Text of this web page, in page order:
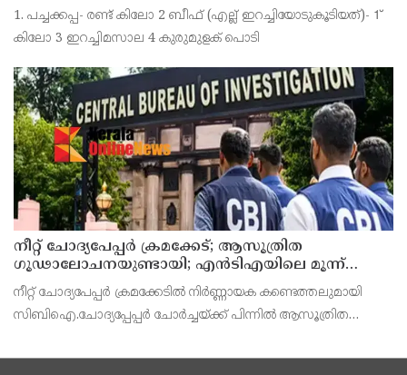
1. പച്ചക്കപ്പ- രണ്ട് കിലോ 2 ബീഫ് (എല്ല് ഇറച്ചിയോടുകൂടിയത്)- 1്
കിലോ 3 ഇറച്ചിമസാല 4 കുരുമുളക് പൊടി
നീറ്റ് ചോദ്യപേപ്പര്‍ ക്രമക്കേട്; ആസൂത്രിത
ഗൂഢാലോചനയുണ്ടായി; എന്‍ടിഎയിലെ മൂന്ന്
സബ്ജക്ട് വിദഗ്ധര്‍ക്ക് പങ്കുണ്ടെന്ന നിർണായക
കണ്ടെത്തലുമായി സിബിഐ
നീറ്റ് ചോദ്യപേപ്പര്‍ ക്രമക്കേടിൽ നിർണ്ണായക കണ്ടെത്തലുമായി
സിബിഐ.ചോദ്യപ്പേപ്പർ ചോർച്ചയ്ക്ക് പിന്നില്‍ ആസൂത്രിത
നാഷണല്‍ ടെസ്റ്റിംഗ് ഏജന്‍സി (എന്‍ടിഎ) വിദഗ്